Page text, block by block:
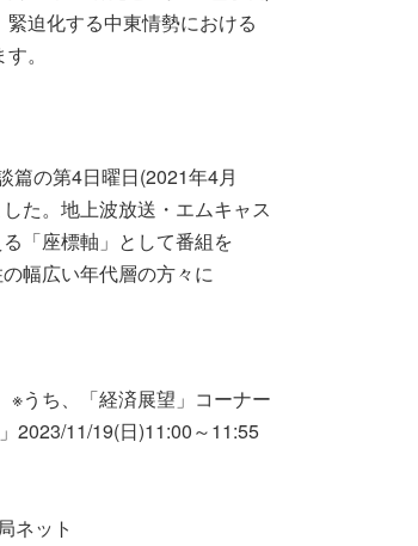
迫化する中東情勢における
。
篇の第4日曜日(2021年4月
た。地上波放送・エムキャス
「座標軸」として番組を
幅広い年代層の方々に
※うち、「経済展望」コーナー
2023/11/19(日)11:00～11:55
ネット